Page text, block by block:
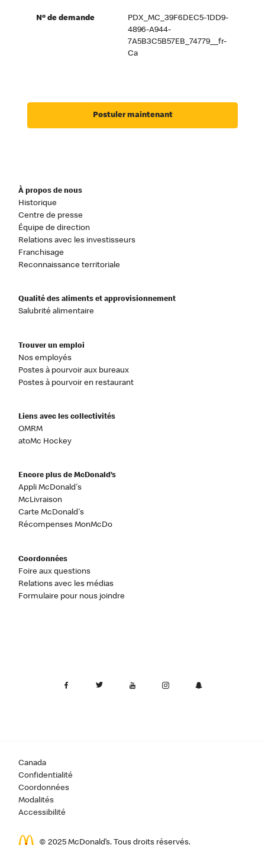
Nº de demande
PDX_MC_39F6DEC5-1DD9-
4896-A944-
7A5B3C5B57EB_74779__fr-
Ca
Postuler maintenant
À propos de nous
Historique
Centre de presse
Équipe de direction
Relations avec les investisseurs
Franchisage
Reconnaissance territoriale
Qualité des aliments et approvisionnement
Salubrité alimentaire
Trouver un emploi
Nos employés
Postes à pourvoir aux bureaux
Postes à pourvoir en restaurant
Liens avec les collectivités
OMRM
atoMc Hockey
Encore plus de McDonald’s
Appli McDonald's
McLivraison
Carte McDonald's
Récompenses MonMcDo
Coordonnées
Foire aux questions
Relations avec les médias
Formulaire pour nous joindre
Canada
Confidentialité
Coordonnées
Modalités
Accessibilité
© 2025 McDonald’s. Tous droits réservés.